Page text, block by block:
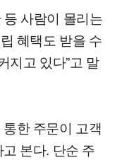
등 사람이 몰리는
혜택도 받을 수
지고 있다”고 말
한 주문이 고객
본다. 단순 주